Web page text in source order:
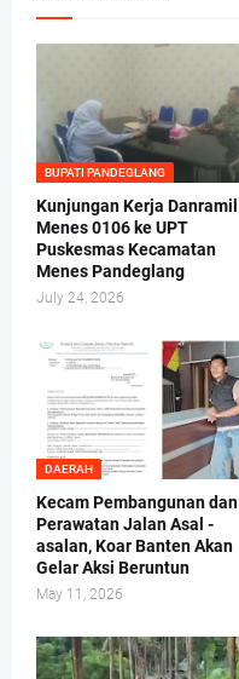
BUPATI PANDEGLANG
Kunjungan Kerja Danramil
Menes 0106 ke UPT
Puskesmas Kecamatan
Menes Pandeglang
July 24, 2026
DAERAH
Kecam Pembangunan dan
Perawatan Jalan Asal -
asalan, Koar Banten Akan
Gelar Aksi Beruntun
May 11, 2026